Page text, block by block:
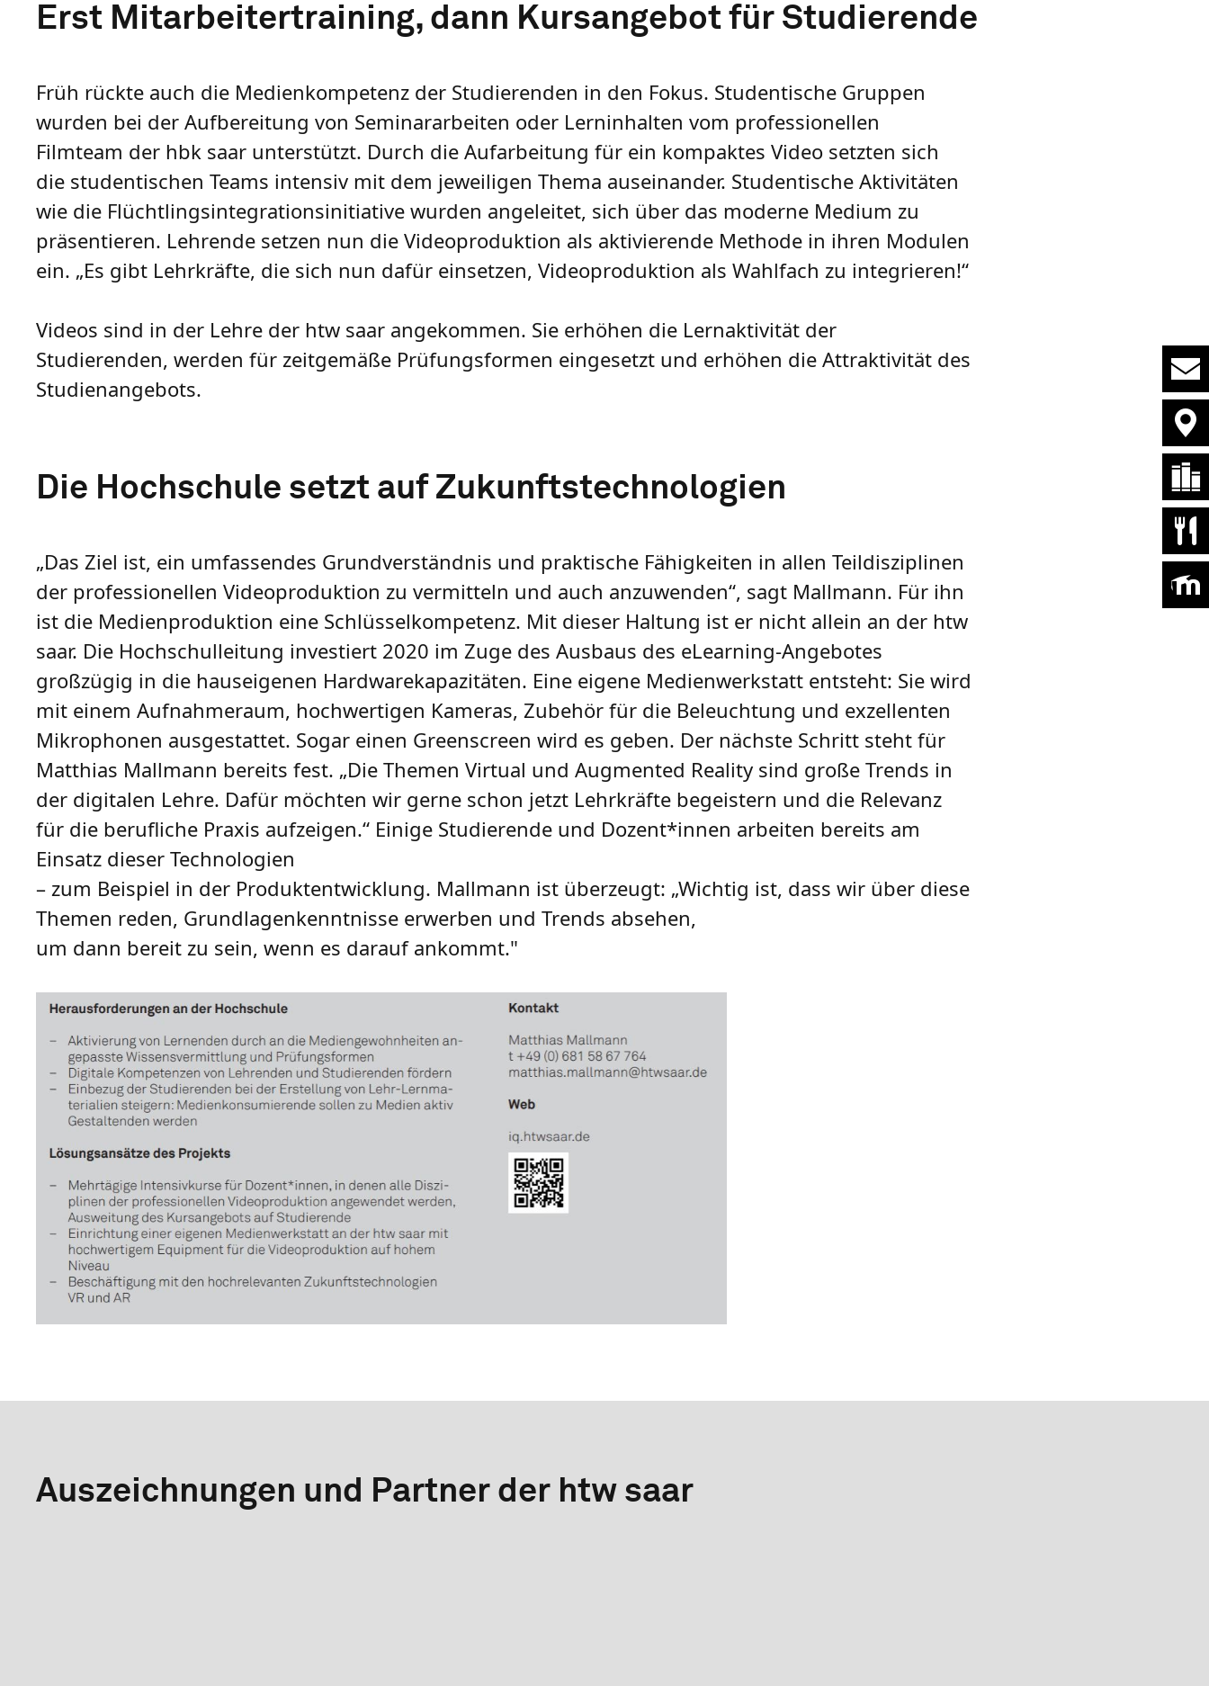
Erst Mitarbeitertraining, dann Kursangebot für Studierende
Früh rückte auch die Medienkompetenz der Studierenden in den Fokus. Studentische Gruppen
wurden bei der Aufbereitung von Seminararbeiten oder Lerninhalten vom professionellen
Filmteam der hbk saar unterstützt. Durch die Aufarbeitung für ein kompaktes Video setzten sich
die studentischen Teams intensiv mit dem jeweiligen Thema auseinander. Studentische Aktivitäten
wie die Flüchtlingsintegrationsinitiative wurden angeleitet, sich über das moderne Medium zu
präsentieren. Lehrende setzen nun die Videoproduktion als aktivierende Methode in ihren Modulen
ein. „Es gibt Lehrkräfte, die sich nun dafür einsetzen, Videoproduktion als Wahlfach zu integrieren!“
Videos sind in der Lehre der htw saar angekommen. Sie erhöhen die Lernaktivität der
Studierenden, werden für zeitgemäße Prüfungsformen eingesetzt und erhöhen die Attraktivität des
Studienangebots.
Die Hochschule setzt auf Zukunftstechnologien
„Das Ziel ist, ein umfassendes Grundverständnis und praktische Fähigkeiten in allen Teildisziplinen
der professionellen Videoproduktion zu vermitteln und auch anzuwenden“, sagt Mallmann. Für ihn
ist die Medienproduktion eine Schlüsselkompetenz. Mit dieser Haltung ist er nicht allein an der htw
saar. Die Hochschulleitung investiert 2020 im Zuge des Ausbaus des eLearning-Angebotes
großzügig in die hauseigenen Hardwarekapazitäten. Eine eigene Medienwerkstatt entsteht: Sie wird
mit einem Aufnahmeraum, hochwertigen Kameras, Zubehör für die Beleuchtung und exzellenten
Mikrophonen ausgestattet. Sogar einen Greenscreen wird es geben. Der nächste Schritt steht für
Matthias Mallmann bereits fest. „Die Themen Virtual und Augmented Reality sind große Trends in
der digitalen Lehre. Dafür möchten wir gerne schon jetzt Lehrkräfte begeistern und die Relevanz
für die berufliche Praxis aufzeigen.“ Einige Studierende und Dozent*innen arbeiten bereits am
Einsatz dieser Technologien
– zum Beispiel in der Produktentwicklung. Mallmann ist überzeugt: „Wichtig ist, dass wir über diese
Themen reden, Grundlagenkenntnisse erwerben und Trends absehen,
um dann bereit zu sein, wenn es darauf ankommt."
Auszeichnungen und Partner der htw saar